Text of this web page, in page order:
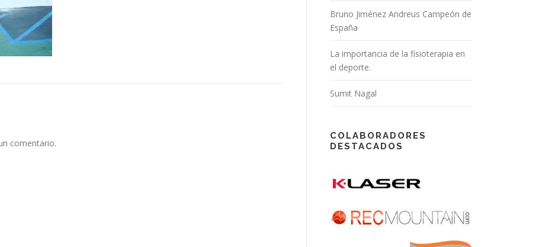
comentario.
Bruno Jiménez Andreus Campeón de
España
La importancia de la fisioterapia en
el deporte.
Sumit Nagal
COLABORADORES
DESTACADOS